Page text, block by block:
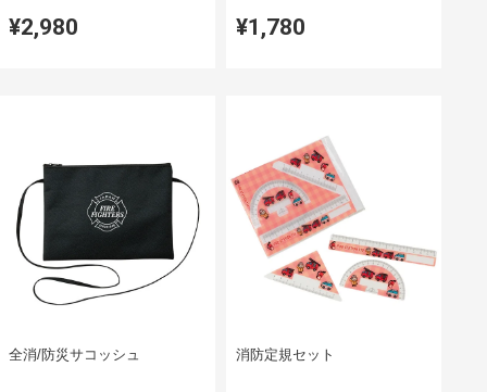
¥2,980 ¥1,780
全消/防災サコッシュ 消防定規セット